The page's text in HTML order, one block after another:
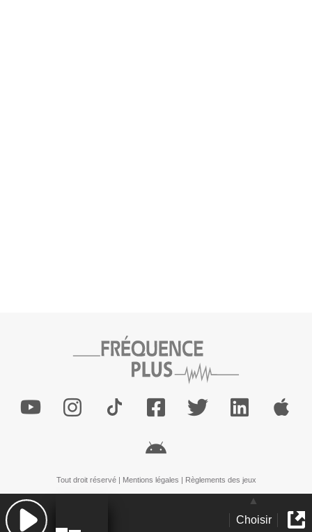
Choisir
Tout droit réservé | Mentions légales | Règlements des jeux